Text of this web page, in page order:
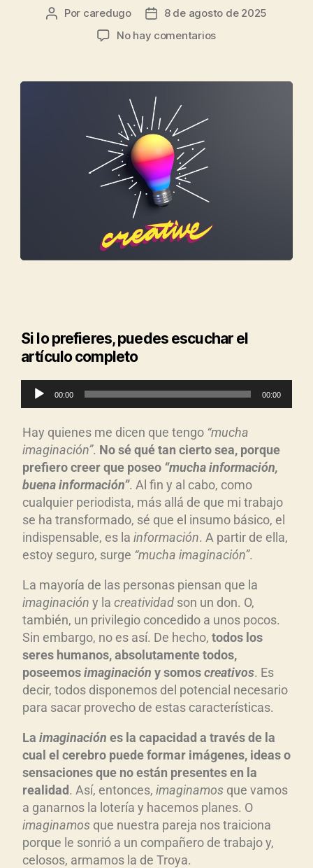
Por caredugo
8 de agosto de 2025
No hay comentarios
Si lo prefieres, puedes escuchar el
artículo completo
e
p
r
o
d
u
c
t
o
r
d
e
a
u
d
i
o
00:00 00:00
Hay quienes me dicen que tengo “mucha
imaginación”. No sé qué tan cierto sea, porque
prefiero creer que poseo “mucha información,
buena información”. Al fin y al cabo, como
cualquier periodista, más allá de que mi trabajo
se ha transformado, sé que el insumo básico, el
indispensable, es la información. A partir de ella,
estoy seguro, surge “mucha imaginación”.
La mayoría de las personas piensan que la
imaginación y la creatividad son un don. O,
también, un privilegio concedido a unos pocos.
Sin embargo, no es así. De hecho, todos los
seres humanos, absolutamente todos,
poseemosimaginación y somoscreativos. Es
decir, todos disponemos del potencial necesario
para sacar provecho de estas características.
La imaginación es la capacidad a través de la
cual el cerebro puede formar imágenes, ideas o
sensaciones que no están presentes en la
realidad. Así, entonces, imaginamos que vamos
a ganarnos la lotería y hacemos planes. O
imaginamos que nuestra pareja nos traiciona
porque le sonrió a un compañero de trabajo y,
celosos, armamos la de Troya.